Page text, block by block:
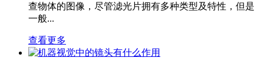
查物体的图像，尽管滤光片拥有多种类型及特性，但是
一般...
查看更多